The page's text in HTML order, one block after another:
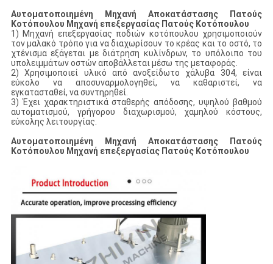
Αυτοματοποιημένη Μηχανή Αποκατάστασης Πατούς
Κοτόπουλου Μηχανή επεξεργασίας Πατούς Κοτόπουλου
1) Μηχανή επεξεργασίας ποδιών κοτόπουλου χρησιμοποιούν
τον μαλακό τρόπο για να διαχωρίσουν το κρέας και το οστό, το
χτένισμα εξάγεται με διάτρηση κυλίνδρων, το υπόλοιπο του
υπολειμμάτων οστών αποβάλλεται μέσω της μεταφοράς.
2) Χρησιμοποιεί υλικό από ανοξείδωτο χάλυβα 304, είναι
εύκολο να αποσυναρμολογηθεί, να καθαριστεί, να
εγκατασταθεί, να συντηρηθεί.
3) Έχει χαρακτηριστικά σταθερής απόδοσης, υψηλού βαθμού
αυτοματισμού, γρήγορου διαχωρισμού, χαμηλού κόστους,
εύκολης λειτουργίας.
Αυτοματοποιημένη Μηχανή Αποκατάστασης Πατούς
Κοτόπουλου Μηχανή επεξεργασίας Πατούς Κοτόπουλου